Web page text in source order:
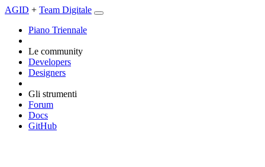
AGID + Team Digitale
Piano Triennale
Le community
Developers
Designers
Gli strumenti
Forum
Docs
GitHub